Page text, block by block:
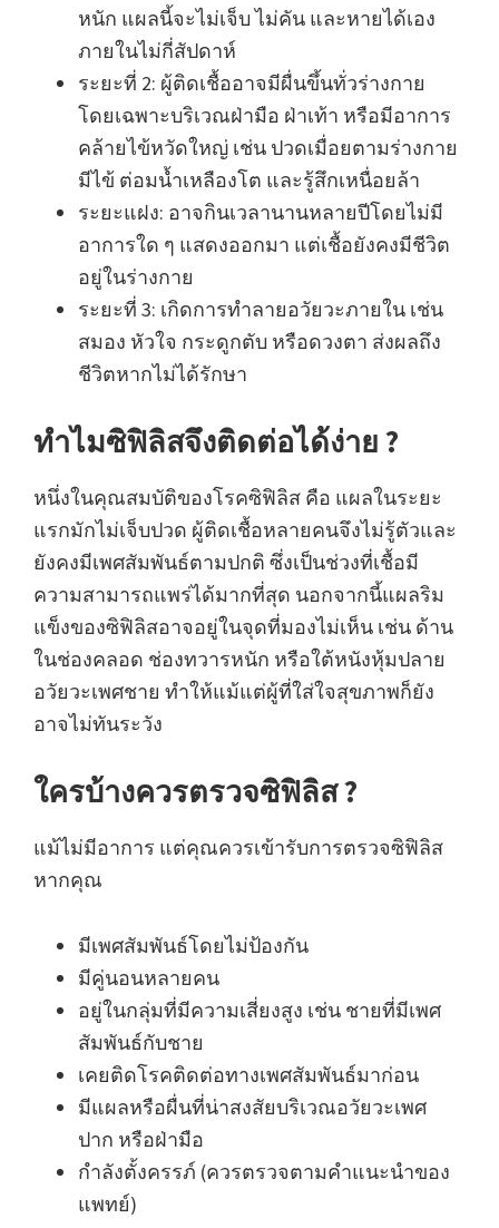
หนัก แผลนี้จะไม่เจ็บ ไม่คัน และหายได้เอง
ภายในไม่กี่สัปดาห์
ระยะที่ 2: ผู้ติดเชื้ออาจมีผื่นขึ้นทั่วร่างกาย
โดยเฉพาะบริเวณฝ่ามือ ฝ่าเท้า หรือมีอาการ
คล้ายไข้หวัดใหญ่ เช่น ปวดเมื่อยตามร่างกาย
มีไข้ ต่อมน้ำเหลืองโต และรู้สึกเหนื่อยล้า
ระยะแฝง: อาจกินเวลานานหลายปีโดยไม่มี
อาการใด ๆ แสดงออกมา แต่เชื้อยังคงมีชีวิต
อยู่ในร่างกาย
ระยะที่ 3: เกิดการทำลายอวัยวะภายใน เช่น
สมอง หัวใจ กระดูกตับ หรือดวงตา ส่งผลถึง
ชีวิตหากไม่ได้รักษา
ทำไมซิฟิลิสจึงติดต่อได้ง่าย ?
หนึ่งในคุณสมบัติของโรคซิฟิลิส คือ แผลในระยะ
แรกมักไม่เจ็บปวด ผู้ติดเชื้อหลายคนจึงไม่รู้ตัวและ
ยังคงมีเพศสัมพันธ์ตามปกติ ซึ่งเป็นช่วงที่เชื้อมี
ความสามารถแพร่ได้มากที่สุด นอกจากนี้แผลริม
แข็งของซิฟิลิสอาจอยู่ในจุดที่มองไม่เห็น เช่น ด้าน
ในช่องคลอด ช่องทวารหนัก หรือใต้หนังหุ้มปลาย
อวัยวะเพศชาย ทำให้แม้แต่ผู้ที่ใส่ใจสุขภาพก็ยัง
อาจไม่ทันระวัง
ใครบ้างควรตรวจซิฟิลิส ?
แม้ไม่มีอาการ แต่คุณควรเข้ารับการตรวจซิฟิลิส
หากคุณ
มีเพศสัมพันธ์โดยไม่ป้องกัน
มีคู่นอนหลายคน
อยู่ในกลุ่มที่มีความเสี่ยงสูง เช่น ชายที่มีเพศ
สัมพันธ์กับชาย
เคยติดโรคติดต่อทางเพศสัมพันธ์มาก่อน
มีแผลหรือผื่นที่น่าสงสัยบริเวณอวัยวะเพศ
ปาก หรือฝ่ามือ
กำลังตั้งครรภ์ (ควรตรวจตามคำแนะนำของ
แพทย์)